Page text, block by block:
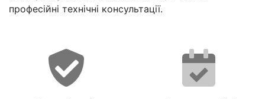
професійні технічні консультації.